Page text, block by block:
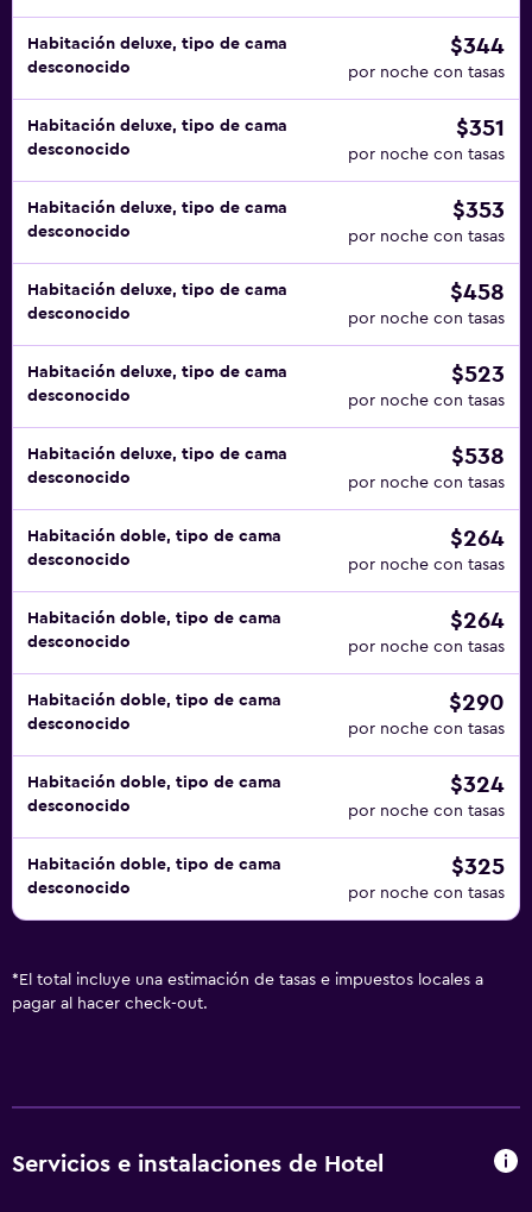
Habitación deluxe, tipo de cama
desconocido
$344
por noche con tasas
Habitación deluxe, tipo de cama
desconocido
$351
por noche con tasas
Habitación deluxe, tipo de cama
desconocido
$353
por noche con tasas
Habitación deluxe, tipo de cama
desconocido
$458
por noche con tasas
Habitación deluxe, tipo de cama
desconocido
$523
por noche con tasas
Habitación deluxe, tipo de cama
desconocido
$538
por noche con tasas
Habitación doble, tipo de cama
desconocido
$264
por noche con tasas
Habitación doble, tipo de cama
desconocido
$264
por noche con tasas
Habitación doble, tipo de cama
desconocido
$290
por noche con tasas
Habitación doble, tipo de cama
desconocido
$324
por noche con tasas
Habitación doble, tipo de cama
desconocido
$325
por noche con tasas
* El total incluye una estimación de tasas e impuestos locales a
pagar al hacer check-out.
Servicios e instalaciones de Hotel